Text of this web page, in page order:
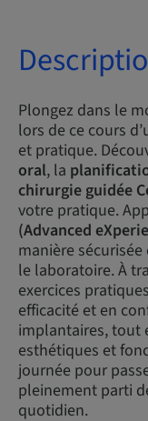
Plongez dans le
lors de ce cours
et pratique.
oral, la
chirurgie guidée
votre pratique.
(Advanced
manière
le laboratoire. À
exercices
efficacité et en
implantaires, tout
esthétiques et
journée pour
pleinement parti
quotidien.